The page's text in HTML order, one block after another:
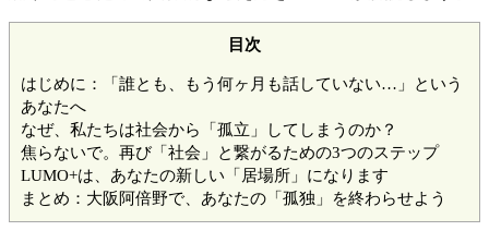
目次
はじめに：「誰とも、もう何ヶ月も話していない…」という
あなたへ
なぜ、私たちは社会から「孤立」してしまうのか？
焦らないで。再び「社会」と繋がるための3つのステップ
LUMO+は、あなたの新しい「居場所」になります
まとめ：大阪阿倍野で、あなたの「孤独」を終わらせよう